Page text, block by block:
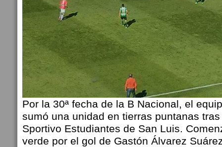
Por la 30ª fecha de la B Nacional, el
sumó una unidad en tierras puntanas
Sportivo Estudiantes de San Luis.
verde por el gol de Gastón Álvarez